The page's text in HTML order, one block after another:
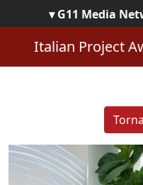
▾ G11 Media
ImpresaCity |
Awards | Italian
Italian Project